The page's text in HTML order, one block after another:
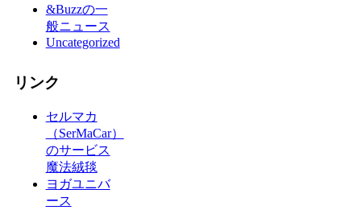
&Buzzの一
般ニュース
Uncategorized
リンク
セルマカ
（SerMaCar）
のサービス
魔法絨毯
ヨガユニバ
ース